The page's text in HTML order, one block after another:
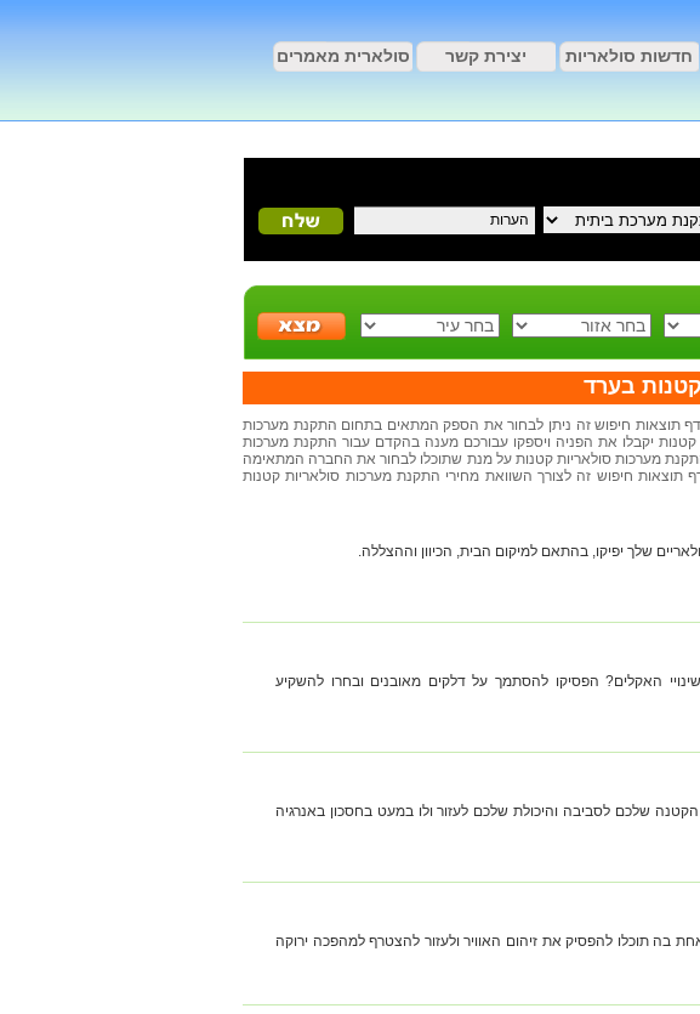
חדשות סולאריות יצירת קשר
סולארית מאמרים
בערד
תוצאות חיפוש זה ניתן לבחור את הספק המתאים בתחום התקנת מערכות
יקבלו את הפניה ויספקו עבורכם מענה בהקדם עבור התקנת מערכות
מערכות סולאריות קטנות על מנת שתוכלו לבחור את החברה המתאימה
חיפוש זה לצורך השוואת מחירי התקנת מערכות סולאריות קטנות
שלך יפיקו, בהתאם למיקום הבית, הכיוון וההצללה.
האקלים? הפסיקו להסתמך על דלקים מאובנים ובחרו להשקיע
שלכם לסביבה והיכולת שלכם לעזור ולו במעט בחסכון באנרגיה
בה תוכלו להפסיק את זיהום האוויר ולעזור להצטרף למהפכה ירוקה